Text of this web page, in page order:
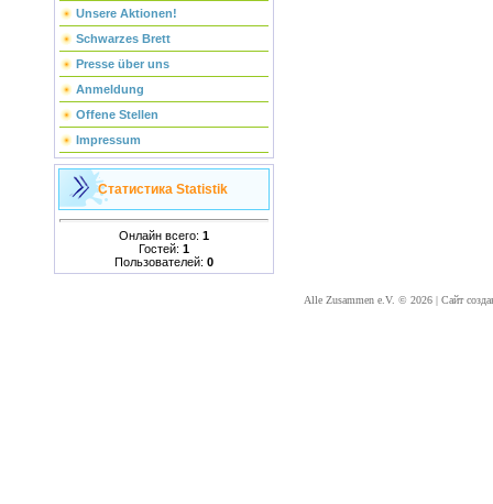
Unsere Aktionen!
Schwarzes Brett
Presse über uns
Anmeldung
Offene Stellen
Impressum
Статистика Statistik
Онлайн всего: 1
Гостей: 1
Пользователей: 0
Alle Zusammen e.V. © 2026 | Сайт